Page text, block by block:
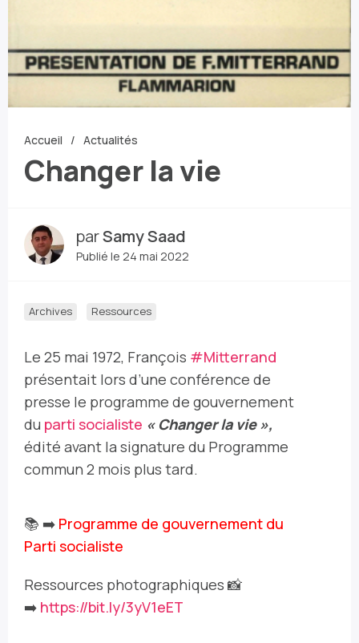
Accueil Actualités
Changer la vie
parSamy Saad
Publié le 24 mai 2022
Archives Ressources
Le 25 mai 1972, François #Mitterrand
présentait lors d’une conférence de
presse le programme de gouvernement
du parti socialiste « Changer la vie »,
édité avant la signature du Programme
commun 2 mois plus tard.
📚 ➡️ Programme de gouvernement du
Parti socialiste
Ressources photographiques 📸
➡️ https://bit.ly/3yV1eET